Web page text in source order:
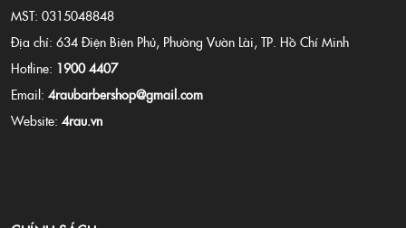
MST: 0315048848
Địa chỉ: 634 Điện Biên Phủ, Phường Vườn Lài, TP. Hồ Chí Minh
Hotline: 1900 4407
Email: 4raubarbershop@gmail.com
Website: 4rau.vn